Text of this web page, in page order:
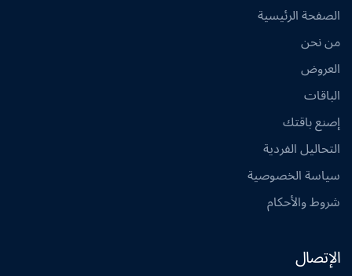
الصفحة الرئيسية
من نحن
العروض
الباقات
إصنع باقتك
التحاليل الفردية
سياسة الخصوصية
شروط والأحكام
الإتصال